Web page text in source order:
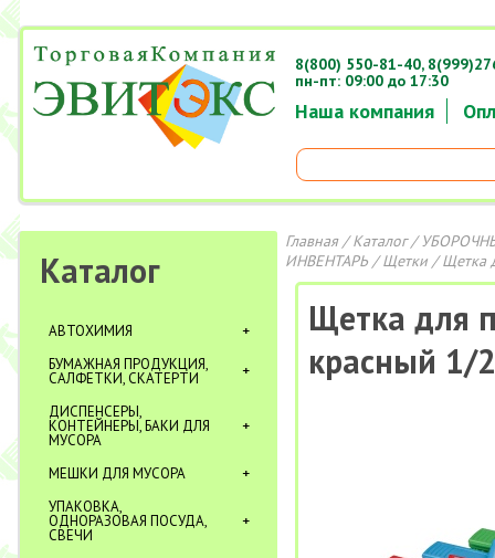
Наша компания
8(800) 550-81-40,
пн-пт: 09:00 до 17:30
Каталог
АВТОХИМИЯ
БУМАЖНАЯ ПРОДУКЦИЯ,
САЛФЕТКИ, СКАТЕРТИ
ДИСПЕНСЕРЫ,
КОНТЕЙНЕРЫ, БАКИ ДЛЯ
МУСОРА
МЕШКИ ДЛЯ МУСОРА
УПАКОВКА,
ОДНОРАЗОВАЯ ПОСУДА,
СВЕЧИ
Главная/Каталог/
ИНВЕНТАРЬ /Щетки / Щетка
Щетка для
красный 1/